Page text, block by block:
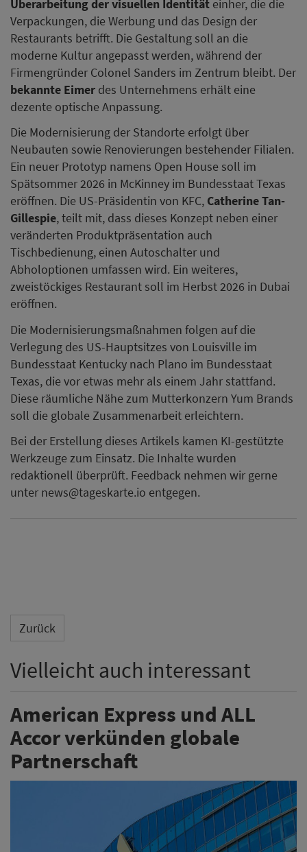
Überarbeitung der visuellen Identität einher, die die
Verpackungen, die Werbung und das Design der
Restaurants betrifft. Die Gestaltung soll an die
moderne Kultur angepasst werden, während der
Firmengründer Colonel Sanders im Zentrum bleibt. Der
bekannte Eimer des Unternehmens erhält eine
dezente optische Anpassung.
Die Modernisierung der Standorte erfolgt über
Neubauten sowie Renovierungen bestehender Filialen.
Ein neuer Prototyp namens Open House soll im
Spätsommer 2026 in McKinney im Bundesstaat Texas
eröffnen. Die US-Präsidentin von KFC, Catherine Tan-
Gillespie, teilt mit, dass dieses Konzept neben einer
veränderten Produktpräsentation auch
Tischbedienung, einen Autoschalter und
Abholoptionen umfassen wird. Ein weiteres,
zweistöckiges Restaurant soll im Herbst 2026 in Dubai
eröffnen.
Die Modernisierungsmaßnahmen folgen auf die
Verlegung des US-Hauptsitzes von Louisville im
Bundesstaat Kentucky nach Plano im Bundesstaat
Texas, die vor etwas mehr als einem Jahr stattfand.
Diese räumliche Nähe zum Mutterkonzern Yum Brands
soll die globale Zusammenarbeit erleichtern.
Bei der Erstellung dieses Artikels kamen KI-gestützte
Werkzeuge zum Einsatz. Die Inhalte wurden
redaktionell überprüft. Feedback nehmen wir gerne
unter news@tageskarte.io entgegen.
Zurück
Vielleicht auch interessant
American Express und ALL
Accor verkünden globale
Partnerschaft